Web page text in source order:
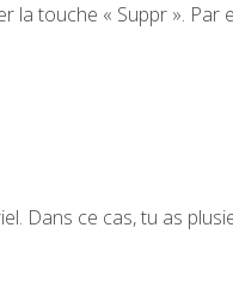
la touche « Suppr ». Par
Dans ce cas, tu as